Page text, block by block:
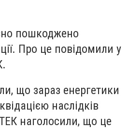
пошкоджено
Про це повідомили у
що зараз енергетики
наслідків
наголосили, що це